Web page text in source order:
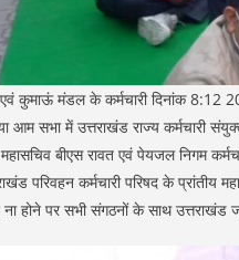
कुमाऊं मंडल के कर्मचारी दिनांक 8:12
आम सभा में उत्तराखंड राज्य कर्मचारी
महासचिव बीएस रावत एवं पेयजल निगम
परिवहन कर्मचारी परिषद के प्रांतीय
ना होने पर सभी संगठनों के साथ उत्तराखंड